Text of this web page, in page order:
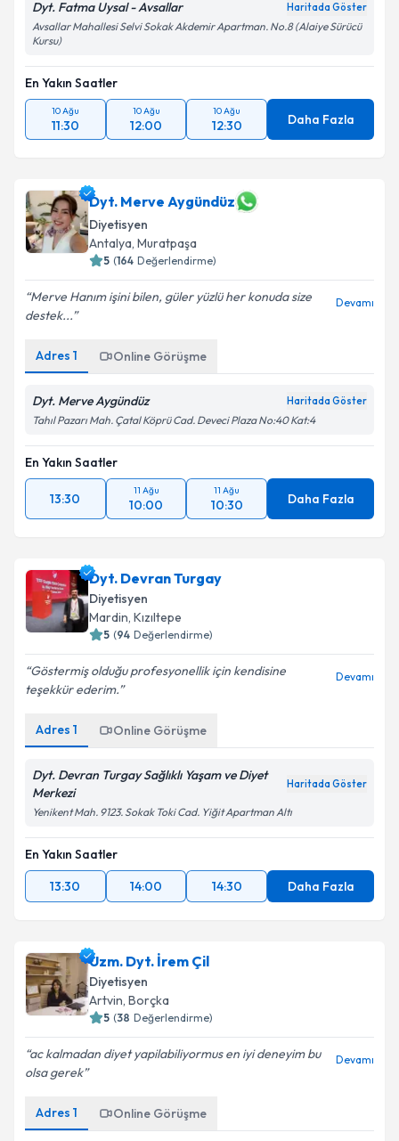
Avsallar Mahallesi Selvi Sokak Akdemir Apartman. No.8 (Alaiye Sürücü
Kursu)
En Yakın Saatler
11:30 12:00 12:30 Daha Fazla
Dyt. Merve Aygündüz
Diyetisyen
Antalya,Muratpaşa
5 (164 Değerlendirme)
Merve Hanım işini bilen, güler yüzlü her konuda size
destek...
Devamı
Tahıl Pazarı Mah. Çatal Köprü Cad. Deveci Plaza No:40 Kat:4
En Yakın Saatler
13:30 10:00 10:30 Daha Fazla
Diyetisyen
Mardin,Kızıltepe
5 (94 Değerlendirme)
Göstermiş olduğu profesyonellik için kendisine
teşekkür ederim.
Devamı
Merkezi
Yenikent Mah. 9123. Sokak Toki Cad. Yiğit Apartman Altı
En Yakın Saatler
13:30
14:00 14:30 Daha Fazla
Diyetisyen
Artvin,Borçka
5 (38 Değerlendirme)
ac kalmadan diyet yapilabiliyormus en iyi deneyim bu
olsa gerek
Devamı